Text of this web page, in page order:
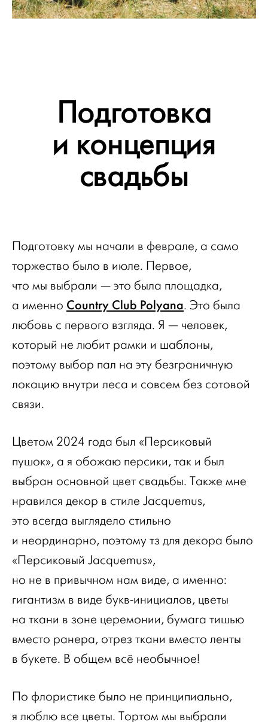
Подготовка
и концепция
свадьбы
Подготовку мы начали в феврале, а само
торжество было в июле. Первое,
что мы выбрали — это была площадка,
а именно Country Club Polyana. Это была
любовь с первого взгляда. Я — человек,
который не любит рамки и шаблоны,
поэтому выбор пал на эту безграничную
локацию внутри леса и совсем без сотовой
связи.
Цветом 2024 года был «Персиковый
пушок», а я обожаю персики, так и был
выбран основной цвет свадьбы. Также мне
нравился декор в стиле Jacquemus,
это всегда выглядело стильно
и неординарно, поэтому тз для декора было
«Персиковый Jacquemus»,
но не в привычном нам виде, а именно:
гигантизм в виде букв-инициалов, цветы
на ткани в зоне церемонии, бумага тишью
вместо ранера, отрез ткани вместо ленты
в букете. В общем всё необычное!
По флористике было не принципиально,
я люблю все цветы. Тортом мы выбрали